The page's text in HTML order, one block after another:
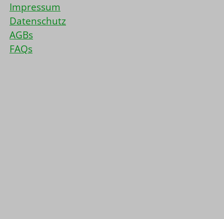
Impressum
Datenschutz
AGBs
FAQs